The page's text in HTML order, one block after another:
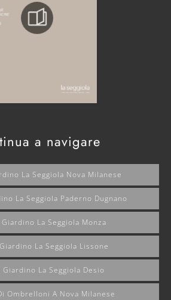
a navigare
La Seggiola Nova Milanese
La Seggiola Paderno Dugnano
La Seggiola Monza
La Seggiola Lissone
La Seggiola Desio
Ombrelloni A Nova Milanese